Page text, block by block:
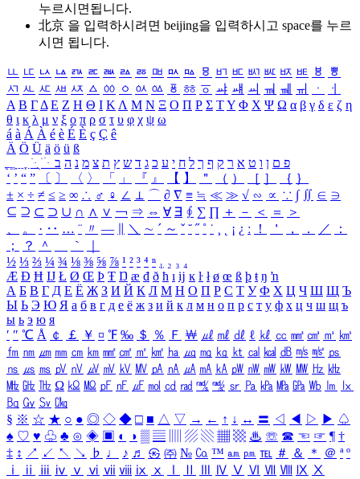
누르시면됩니다.
北京 을 입력하시려면 beijing을 입력하시고 space를 누르
시면 됩니다.
ㅥ ㅦ ㅧ ㅨ ㅩ ㅪ ㅫ ㅬ ㅭ ㅮ ㅯ ㅰ ㅱ ㅲ ㅳ ㅴ ㅵ ㅶ ㅷ ㅸ
ㅹ
ㅺ ㅻ ㅼ ㅽ ㅾ ㅿ ㆀ ㆁ ㆂ ㆃ ㆄ ㆅ ㆆ ㆇ ㆈ ㆉ ㆊ ㆋ ㆌ ㆍ
ㆎ
Α Β ΓΔ Ε Ζ Η Θ Ι ΚΛ Μ Ν Ξ Ο Π Ρ Σ ΤΥ Φ Χ Ψ Ω α β γ δ ε ζ η
θ ι κ λ μ ν ξ ο π ρ σ τ υ φ χ ψ ω
á à Á À é è É È ç Ç ê
Ä Ö Ü ä ö ü ß
ִֶֹ ֻּ ׁׂ פ ם ן ו ט א ר ק ף ך ל ח י ע כ ג ד ש ץ ת צ מ נ ה ב
‘ ’ “ ” 〔 〕 〈 〉 「 」 『 』 【 】 ＂ （ ） ［ ］ ｛ ｝
± × ÷ ≠ ≤ ≥ ∞ ∴ ♂ ♀ ∠ ⊥ ⌒ ∂ ∇ ≡ ≒ ≪ ≫ √ ∽ ∝ ∵ ∫ ∬ ∈ ∋
⊆ ⊇ ⊂ ⊃ ∪ ∩ ∧ ∨ ￢ ⇒ ⇔ ∀ ∃ ∮ ∑ ∏ ＋ － ＜ ＝
＞
、
。 · ‥ … ¨ 〃 ― ＼ ∼ ´ ～ ˇ ˘ ˝ ˚ ˙ ¸ ¡ ¿ ː ！ ＇ ， ． ／
：
；
？ ＾ ｀
½ ⅓ ⅔ ¼ ¾ ⅛ ⅜ ⅝ ⅞ ¹ ² ³ ⁴ ⁿ ₁ ₂ ₃ ₄
Æ Ð Ħ Ĳ Ł Ø Œ Þ Ŧ Ŋ æ đ ð ħ ı ĳ ĸ ŀ ł ø œ ß þ ŧ ŋ ŉ
А Б В Г Д Е Ё Ж З И Й К Л М Н О П Р С Т У Ф Х Ц Ч Ш Щ Ъ
Ы Ь Э Ю Я а б в г д е ё ж з и й к л м н о п р с т у ф х ц ч ш щ ъ
ы ь э ю я
′ ″ ℃ Å ￠ ￡ ￥ ¤ ℉ ‰ ＄ ％ Ｆ ￦ ㎕ ㎖ ㎗ ℓ ㎘ ㏄ ㎣ ㎤ ㎥ ㎦
㎙ ㎚ ㎛ ㎜ ㎝ ㎞ ㎟ ㎠ ㎡ ㎢ ㏊ ㎍ ㎎ ㎏ ㏏ ㎈ ㎉ ㏈ ㎧ ㎨ ㎰
㎱ ㎲ ㎳ ㎴ ㎵ ㎶ ㎷ ㎸ ㎹ ㎀ ㎁ ㎂ ㎃ ㎄ ㎺ ㎻ ㎽ ㎾ ㎿ ㎐ ㎑
㎒ ㎓ ㎔ Ω ㏀ ㏁ ㎊ ㎋ ㎌ ㏖ ㏅ ㎭ ㎮ ㎯ ㏛ ㎩ ㎪ ㎫ ㎬ ㏝ ㏐
㏓
㏃ ㏉ ㏜ ㏆
§ ※ ☆ ★ ○ ● ◎ ◇ ◆ □ ■ △ ▽ → ← ↑ ↓ ↔ 〓 ◁ ◀ ▷ ▶ ♤
♠ ♡ ♥ ♧ ♣ ⊙ ◈ ▣ ◐ ◑ ▒ ▤ ▨ ▧ ▦ ▩ ♨ ☏ ☎ ☜ ☞ ¶ †
‡ ↕ ↗ ↙ ↖ ↘ ♭ ♩ ♪ ♬ ㉿ ㈜ № ㏇ ™ ㏂ ㏘ ℡ ＃ ＆ ＊ ＠ ª º
ⅰ
ⅱ ⅲ ⅳ ⅴ ⅵ ⅶ ⅷ ⅸ ⅹ Ⅳ Ⅴ Ⅵ Ⅶ Ⅷ Ⅸ Ⅹ